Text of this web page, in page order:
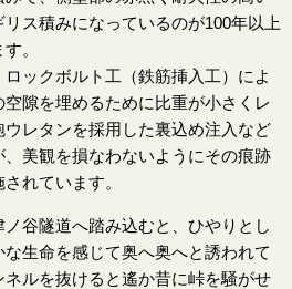
ス積みになっているのが100年以上
。
ックボルト工（鉄筋挿入工）によ
隙を埋めるために比重が小さくレ
レタンを採用した裏込め注入など
美観を損なわないようにその痕跡
れています。
谷隧道へ踏み込むと、ひやりとし
生命を感じて奥へ奥へと誘われて
ルを抜けると遙か昔に峠を騒がせ